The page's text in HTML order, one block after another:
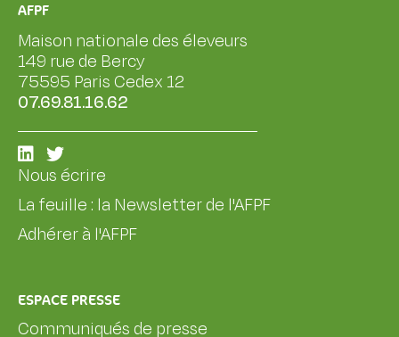
AFPF
Maison nationale des éleveurs
149 rue de Bercy
75595 Paris Cedex 12
07.69.81.16.62
Nous écrire
La feuille : la Newsletter de l'AFPF
Adhérer à l'AFPF
ESPACE PRESSE
Communiqués de presse